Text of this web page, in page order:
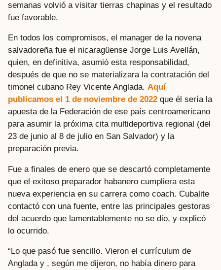
semanas volvió a visitar tierras chapinas y el resultado
fue favorable.
En todos los compromisos, el manager de la novena
salvadoreña fue el nicaragüense Jorge Luis Avellán,
quien, en definitiva, asumió esta responsabilidad,
después de que no se materializara la contratación del
timonel cubano Rey Vicente Anglada. Aquí
publicamos el 1 de noviembre de 2022 que él sería la
apuesta de la Federación de ese país centroamericano
para asumir la próxima cita multideportiva regional (del
23 de junio al 8 de julio en San Salvador) y la
preparación previa.
Fue a finales de enero que se descartó completamente
que el exitoso preparador habanero cumpliera esta
nueva experiencia en su carrera como coach. Cubalite
contactó con una fuente, entre las principales gestoras
del acuerdo que lamentablemente no se dio, y explicó
lo ocurrido.
“Lo que pasó fue sencillo. Vieron el currículum de
Anglada y , según me dijeron, no había dinero para